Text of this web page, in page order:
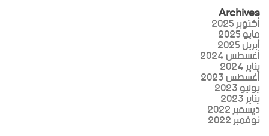
Archives
أكتوبر 2025
مايو 2025
أبريل 2025
أغسطس 2024
يناير 2024
أغسطس 2023
يوليو 2023
يناير 2023
ديسمبر 2022
نوفمبر 2022